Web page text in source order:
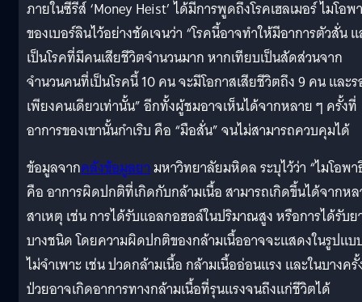
ภายในซีรีส์ ‘Money Heist’ ได้มีการพูดถึงโรคเฮลเมอร์ ไมโอพ
ของเบอร์ลินไว้อย่างชัดเจนว่า “โรคนี้อาจทำให้มีอาการตัวสั่น
เป็นโรคที่มีคนเสียชีวิตจำนวนมาก หากเทียบเป็นสัดส่วนจาก
จำนวนคนที่เป็นโรคนี้ 10 คน จะมีโอกาสเสียชีวิตถึง 9 คน และ
เพียงคนเดียวเท่านั้น” อีกทั้งผู้ชมอาจเห็นได้จากหลาย ๆ ครั้งที่
อาการของเขานั้นกำเริบ คือ “มือสั่น” จนไม่สามารถควบคุมได้
ข้อมูลจากคลังข้อมูลยามหาวิทยาลัยมหิดล ระบุไว้ว่า “ไมโอพา
คือ อาการผิดปกติที่เกิดกับกล้ามเนื้อ สามารถเกิดขึ้นได้จากห
สาเหตุ เช่น การได้รับแอลกอฮอล์ในปริมาณสูง หรือการได้รับย
บางชนิด โดยความผิดปกติของกล้ามเนื้ออาจจะแสดงในรูปแบ
ไม่จำเพาะ เช่น ปวดกล้ามเนื้อ กล้ามเนื้ออ่อนแรง และในบางค
ป่วยอาจเกิดอาการทางกล้ามเนื้อที่รุนแรงจนถึงแก่ชีวิตได้